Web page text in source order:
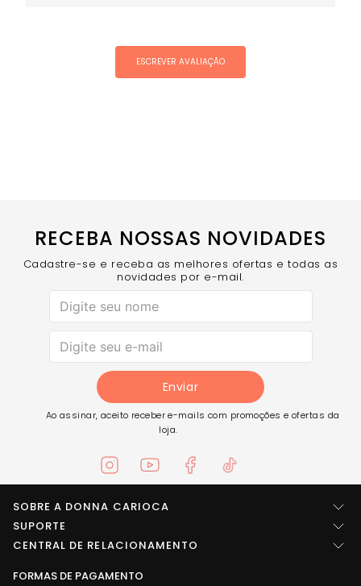
ESCREVER AVALIAÇÃO
RECEBA NOSSAS NOVIDADES
Cadastre-se e receba as melhores ofertas e todas as
novidades por e-mail.
Enviar
Ao assinar, aceito receber e-mails com promoções e ofertas da
loja.
SOBRE A DONNA CARIOCA
Quem somos
Imprensa
Trabalhe conosco
SUPORTE
Central de ajuda
Entre em contato
CENTRAL DE RELACIONAMENTO
LOCALIZAÇÃO
FORMAS DE PAGAMENTO